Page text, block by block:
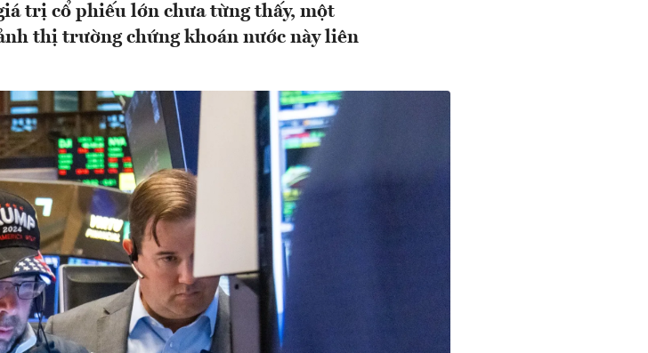
trị cổ phiếu lớn chưa từng thấy, một
thị trường chứng khoán nước này liên